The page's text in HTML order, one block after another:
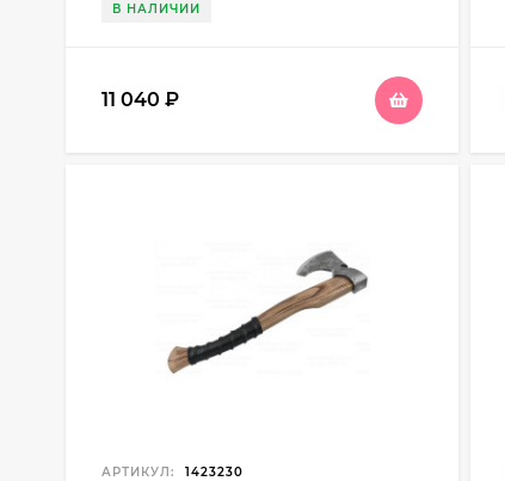
В НАЛИЧИИ
11 040 ₽
АРТИКУЛ: 1423230